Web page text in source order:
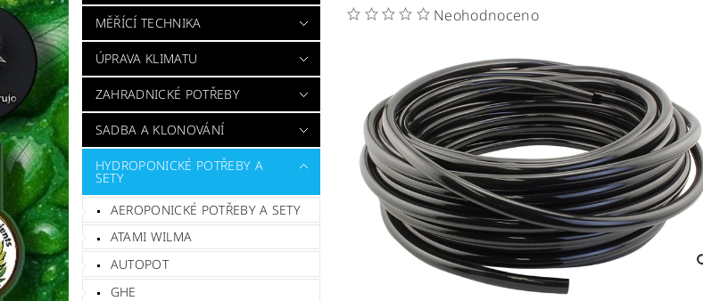
MĚŘÍCÍ TECHNIKA
ÚPRAVA KLIMATU
ZAHRADNICKÉ POTŘEBY
SADBA A KLONOVÁNÍ
HYDROPONICKÉ POTŘEBY A
SETY
AEROPONICKÉ POTŘEBY A SETY
ATAMI WILMA
AUTOPOT
GHE
Neohodnoceno